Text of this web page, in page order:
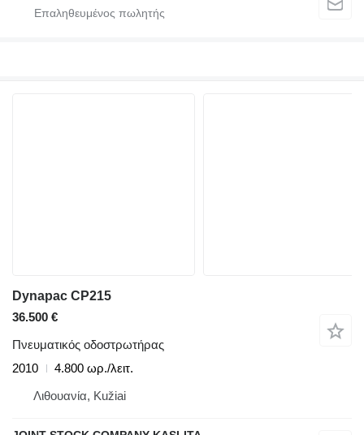
Dynapac CP215
36.500 €
Πνευματικός οδοστρωτήρας
2010
4.800 ωρ./λειτ.
Λιθουανία, Kužiai